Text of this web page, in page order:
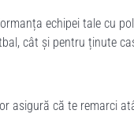
echipei tale cu
cât și pentru ținute
asigură că te remarci